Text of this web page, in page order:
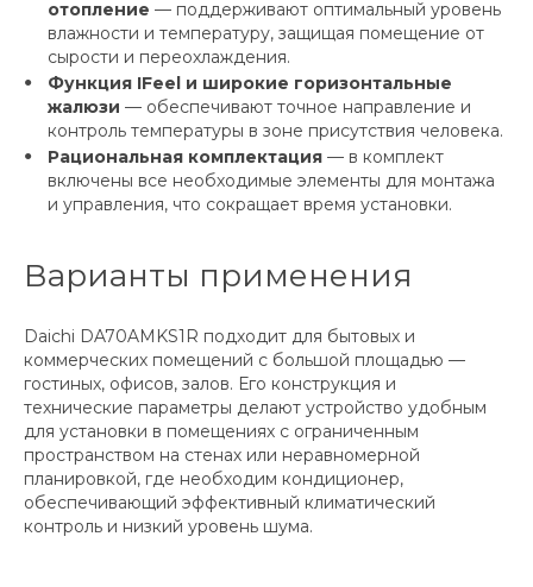
отопление — поддерживают оптимальный уровень
влажности и температуру, защищая помещение от
сырости и переохлаждения.
Функция IFeel и широкие горизонтальные
жалюзи — обеспечивают точное направление и
контроль температуры в зоне присутствия человека.
Рациональная комплектация — в комплект
включены все необходимые элементы для монтажа
и управления, что сокращает время установки.
Варианты применения
Daichi DA70AMKS1R подходит для бытовых и
коммерческих помещений с большой площадью —
гостиных, офисов, залов. Его конструкция и
технические параметры делают устройство удобным
для установки в помещениях с ограниченным
пространством на стенах или неравномерной
планировкой, где необходим кондиционер,
обеспечивающий эффективный климатический
контроль и низкий уровень шума.